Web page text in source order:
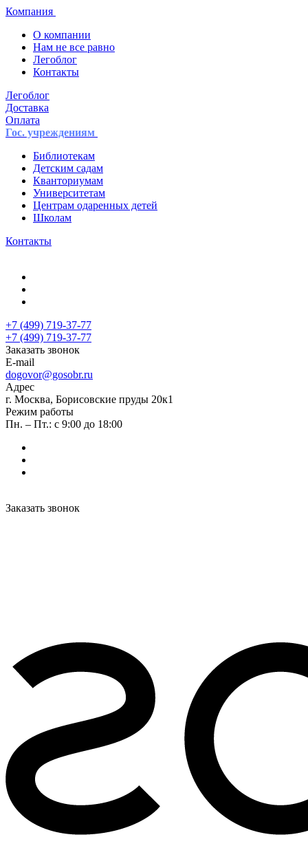
Компания
О компании
Нам не все равно
Легоблог
Контакты
Легоблог
Доставка
Оплата
Гос. учреждениям
Библиотекам
Детским садам
Кванториумам
Университетам
Центрам одаренных детей
Школам
Контакты
+7 (499) 719-37-77
+7 (499) 719-37-77
Заказать звонок
E-mail
dogovor@gosobr.ru
Адрес
г. Москва, Борисовские пруды 20к1
Режим работы
Пн. – Пт.: с 9:00 до 18:00
Заказать звонок